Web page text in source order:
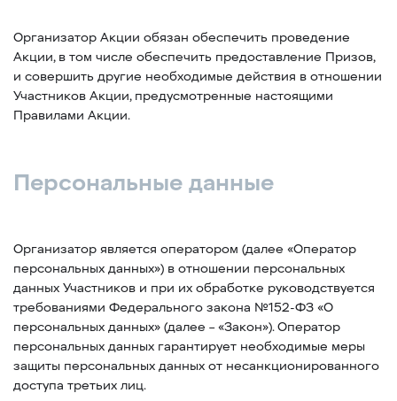
Организатор Акции обязан обеспечить проведение
Акции, в том числе обеспечить предоставление Призов,
и совершить другие необходимые действия в отношении
Участников Акции, предусмотренные настоящими
Правилами Акции.
Персональные данные
Организатор является оператором (далее «Оператор
персональных данных») в отношении персональных
данных Участников и при их обработке руководствуется
требованиями Федерального закона №152-ФЗ «О
персональных данных» (далее – «Закон»). Оператор
персональных данных гарантирует необходимые меры
защиты персональных данных от несанкционированного
доступа третьих лиц.